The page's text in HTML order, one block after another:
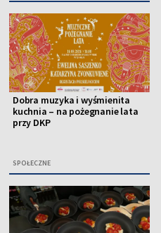
Dobra muzyka i wyśmienita
kuchnia – na pożegnanie lata
przy DKP
SPOŁECZNE